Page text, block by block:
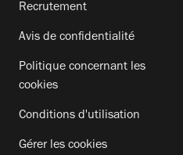
Recrutement
Avis de confidentialité
Politique concernant les
cookies
Conditions d'utilisation
Gérer les cookies